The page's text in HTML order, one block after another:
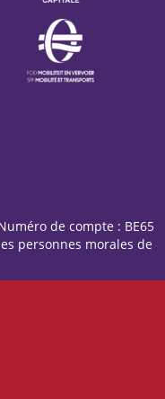
de compte : BE65
personnes morales de